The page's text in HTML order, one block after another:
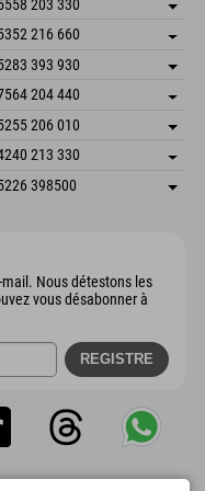
203 330
Enregistrer l'adresse
Réservation
216 660
Enregistrer l'adresse
Informations d'arrivée
Réservation
393 930
Enregistrer l'adresse
Réservation
204 440
Enregistrer l'adresse
Informations d'arrivée
Réservation
206 010
Enregistrer l'adresse
Réservation
213 330
Enregistrer l'adresse
Informations d'arrivée
398500
Nous détestons les
vous désabonner à